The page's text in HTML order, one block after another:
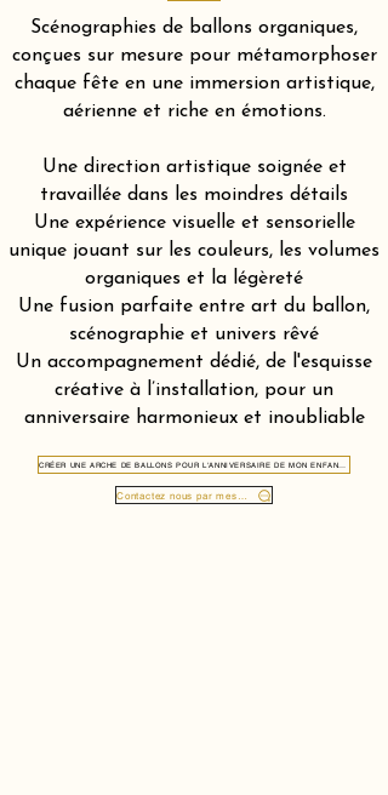
Scénographies de ballons organiques,
conçues sur mesure pour métamorphoser
chaque fête en une immersion artistique,
aérienne et riche en émotions.
Une direction artistique soignée et
travaillée dans les moindres détails
Une expérience visuelle et sensorielle
unique jouant sur les couleurs, les volumes
organiques et la légèreté
Une fusion parfaite entre art du ballon,
scénographie et univers rêvé
Un accompagnement dédié, de l'esquisse
créative à l’installation, pour un
anniversaire harmonieux et inoubliable